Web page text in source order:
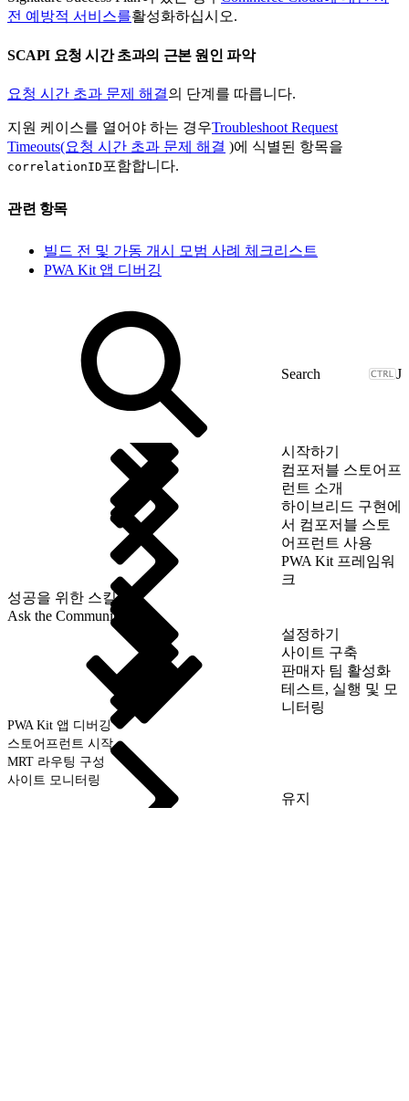
전 예방적 서비스를활성화하십시오.
SCAPI 요청 시간 초과의 근본 원인 파악
요청 시간 초과 문제 해결의 단계를 따릅니다.
지원 케이스를 열어야 하는 경우Troubleshoot Request
Timeouts(요청 시간 초과 문제 해결 )에 식별된 항목을
correlationID 포함합니다.
관련 항목
빌드 전 및 가동 개시 모범 사례 체크리스트
PWA Kit 앱 디버깅
J
시작하기
컴포저블 스토어프
런트 소개
하이브리드 구현에
서 컴포저블 스토
어프런트 사용
PWA Kit 프레임워
크
성공을 위한 스킬
Ask the Community
설정하기
사이트 구축
판매자 팀 활성화
테스트, 실행 및 모
니터링
PWA Kit 앱 디버깅
스토어프런트 시작
MRT 라우팅 구성
사이트 모니터링
유지